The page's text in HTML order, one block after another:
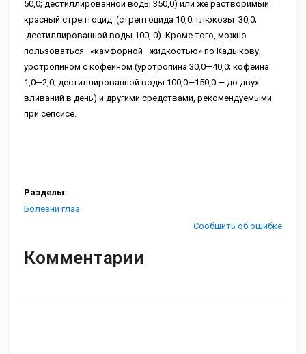
50,0; дестиллированной воды 350,0) или же растворимый
красный стрептоцид (стрептоцида 10,0; глюкозы 30,0;
дестиллированной воды 100, 0). Кроме того, можно
пользоваться «камфорной жидкостью» по Кадыкову,
уротропином с кофеином (уротропина 30,0—40,0; кофеина
1,0—2,0; дестиллированной воды 100,0—150,0 — до двух
вливаний в день) и другими средствами, рекомендуемыми
при сепсисе.
Разделы:
Болезни глаз
Сообщить об ошибке
Комментарии